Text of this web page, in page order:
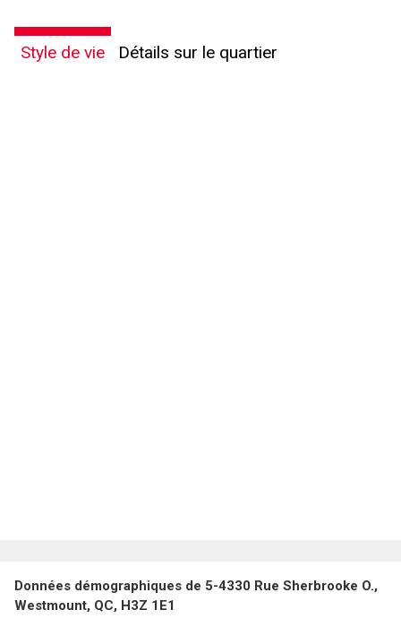
Style de vie Détails sur le quartier
Données démographiques de 5-4330 Rue Sherbrooke O.,
Westmount, QC, H3Z 1E1